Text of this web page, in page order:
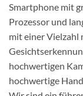
Smartphone mit
Prozessor und
mit einer Vielzahl
hochwertigen
hochwertige